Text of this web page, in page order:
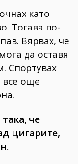
като
Тогава по-
Вярвах, че
да оставя
Спортувах
все още
че
цигарите,